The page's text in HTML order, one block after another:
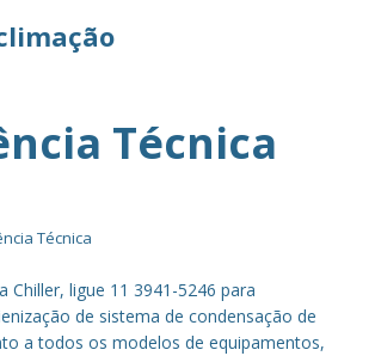
Técnica
Técnica
Chiller, ligue 11 3941-5246 para
de sistema de condensação de
a todos os modelos de equipamentos,